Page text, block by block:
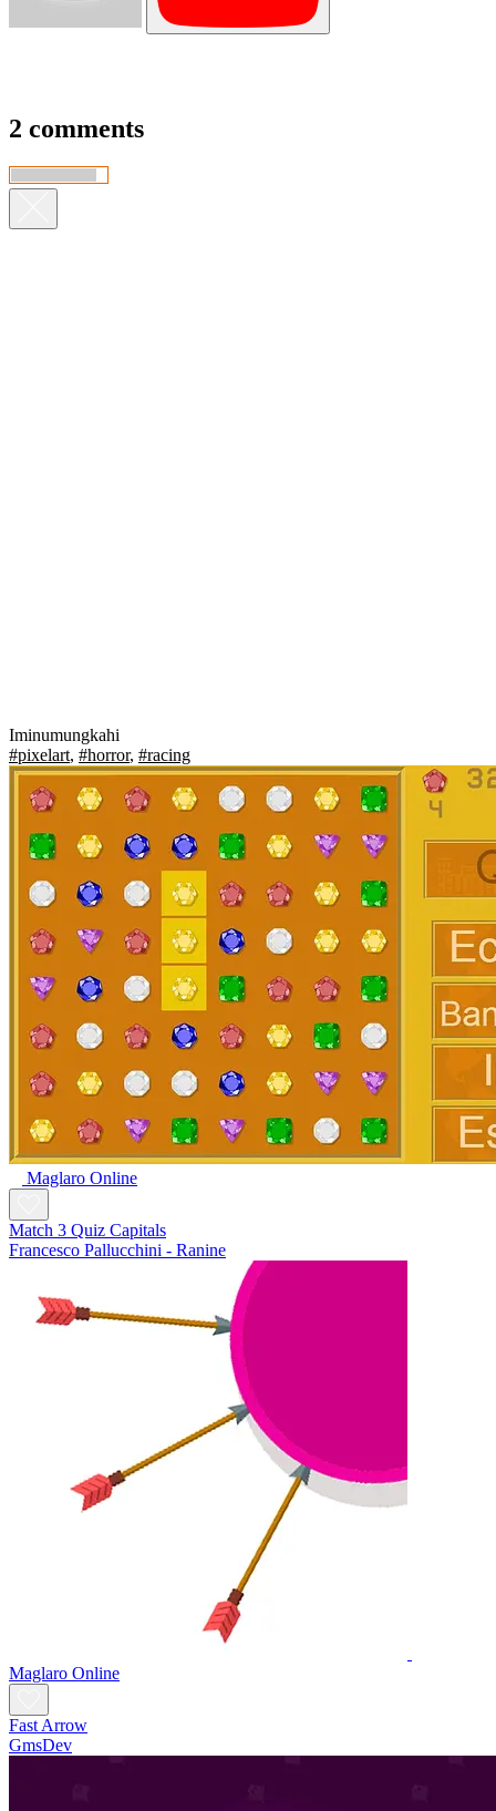
2 comments
Iminumungkahi
#pixelart, #horror, #racing
Maglaro Online
Match 3 Quiz Capitals
Francesco Pallucchini - Ranine
Maglaro Online
Fast Arrow
GmsDev